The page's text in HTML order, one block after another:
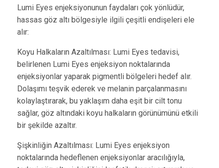
Lumi Eyes enjeksiyonunun faydaları çok yönlüdür,
hassas göz altı bölgesiyle ilgili çeşitli endişeleri ele
alır:
Koyu Halkaların Azaltılması: Lumi Eyes tedavisi,
belirlenen Lumi Eyes enjeksiyon noktalarında
enjeksiyonlar yaparak pigmentli bölgeleri hedef alır.
Dolaşımı teşvik ederek ve melanin parçalanmasını
kolaylaştırarak, bu yaklaşım daha eşit bir cilt tonu
sağlar, göz altındaki koyu halkaların görünümünü etkili
bir şekilde azaltır.
Şişkinliğin Azaltılması: Lumi Eyes enjeksiyon
noktalarında hedeflenen enjeksiyonlar aracılığıyla,